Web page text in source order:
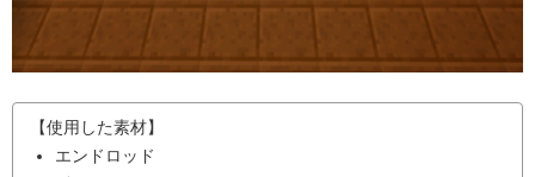
【使用した素材】
エンドロッド